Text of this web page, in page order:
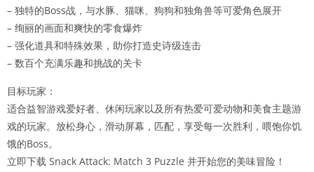
– 独特的Boss战，与水豚、猫咪、狗狗和独角兽等可爱角色展开
– 绚丽的画面和爽快的零食爆炸
– 强化道具和特殊效果，助你打造史诗级连击
– 数百个充满乐趣和挑战的关卡
目标玩家：
适合益智游戏爱好者、休闲玩家以及所有热爱可爱动物和美食主题游
戏的玩家。放松身心，滑动屏幕，匹配，享受每一次胜利，喂饱你饥
饿的Boss。
立即下载 Snack Attack: Match 3 Puzzle 并开始您的美味冒险！